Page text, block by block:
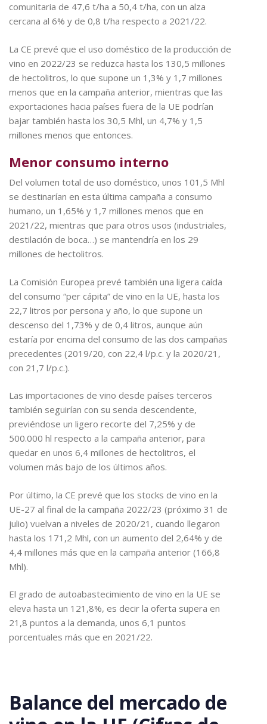
comunitaria de 47,6 t/ha a 50,4 t/ha, con un alza
cercana al 6% y de 0,8 t/ha respecto a 2021/22.
La CE prevé que el uso doméstico de la producción de
vino en 2022/23 se reduzca hasta los 130,5 millones
de hectolitros, lo que supone un 1,3% y 1,7 millones
menos que en la campaña anterior, mientras que las
exportaciones hacia países fuera de la UE podrían
bajar también hasta los 30,5 Mhl, un 4,7% y 1,5
millones menos que entonces.
Menor consumo interno
Del volumen total de uso doméstico, unos 101,5 Mhl
se destinarían en esta última campaña a consumo
humano, un 1,65% y 1,7 millones menos que en
2021/22, mientras que para otros usos (industriales,
destilación de boca…) se mantendría en los 29
millones de hectolitros.
La Comisión Europea prevé también una ligera caída
del consumo “per cápita” de vino en la UE, hasta los
22,7 litros por persona y año, lo que supone un
descenso del 1,73% y de 0,4 litros, aunque aún
estaría por encima del consumo de las dos campañas
precedentes (2019/20, con 22,4 l/p.c. y la 2020/21,
con 21,7 l/p.c.).
Las importaciones de vino desde países terceros
también seguirían con su senda descendente,
previéndose un ligero recorte del 7,25% y de
500.000 hl respecto a la campaña anterior, para
quedar en unos 6,4 millones de hectolitros, el
volumen más bajo de los últimos años.
Por último, la CE prevé que los stocks de vino en la
UE-27 al final de la campaña 2022/23 (próximo 31 de
julio) vuelvan a niveles de 2020/21, cuando llegaron
hasta los 171,2 Mhl, con un aumento del 2,64% y de
4,4 millones más que en la campaña anterior (166,8
Mhl).
El grado de autoabastecimiento de vino en la UE se
eleva hasta un 121,8%, es decir la oferta supera en
21,8 puntos a la demanda, unos 6,1 puntos
porcentuales más que en 2021/22.
Balance del mercado de